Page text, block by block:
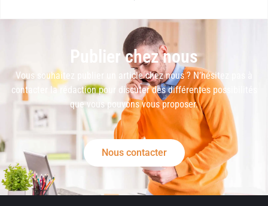
Publier chez nous
Vous souhaitez publier un article chez nous ? N’hésitez pas à
contacter la rédaction pour discuter des différentes possibilités
que vous pouvons vous proposer.
Nous contacter